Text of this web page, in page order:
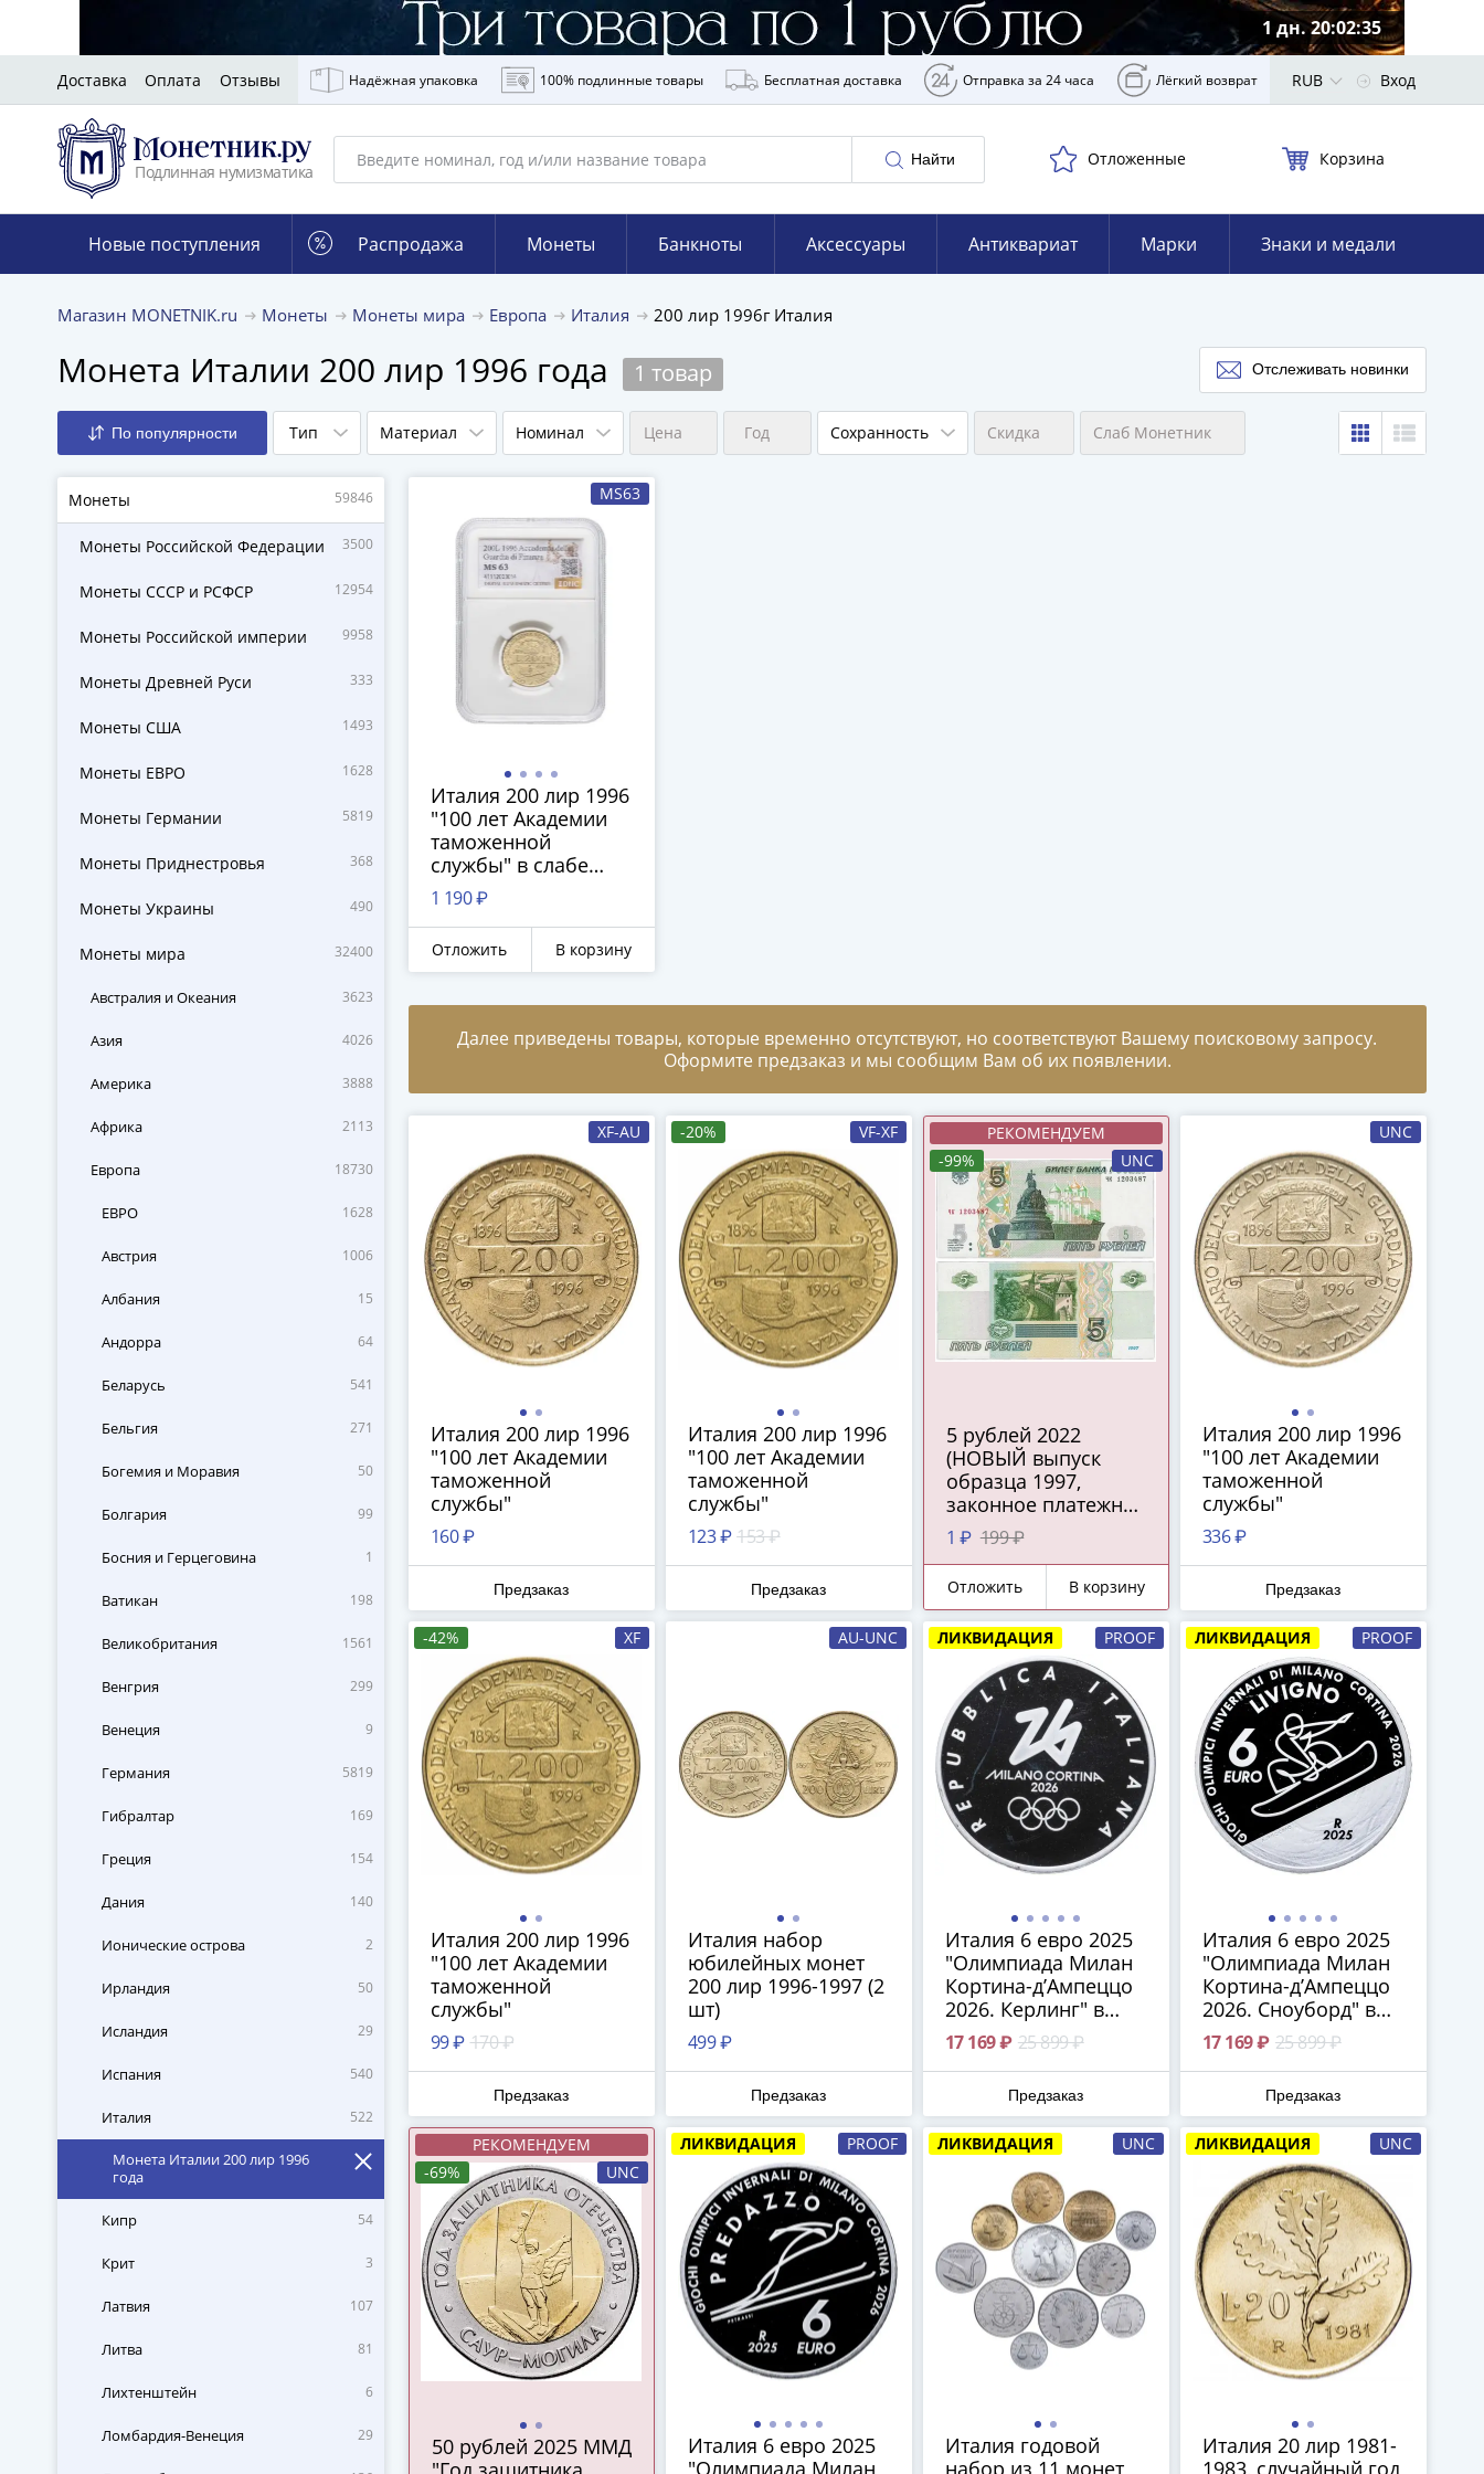
1 дн. 20:02:34
Доставка Оплата Отзывы Надёжная упаковка 100% подлинные товары Бесплатная доставка Отправка за 24 часа Лёгкий возврат RUB Вход
Подлинная нумизматика
Найти Отложенные Корзина
Новые поступления Распродажа Монеты Банкноты Аксессуары Антиквариат Марки Знаки и медали
Магазин MONETNIK.ru Монеты Монеты мира Европа Италия 200 лир 1996г Италия
Монета Италии 200 лир 1996 года 1 товар Отслеживать новинки
По популярности Тип Материал Номинал Цена Год Сохранность Скидка Слаб Монетник
Монеты 59846
Монеты Российской Федерации 3500
Монеты СССР и РСФСР 12954
Монеты Российской империи 9958
Монеты Древней Руси 333
Монеты США 1493
Монеты ЕВРО 1628
Монеты Германии 5819
Монеты Приднестровья 368
Монеты Украины 490
Монеты мира 32400
Австралия и Океания 3623
Азия 4026
Америка 3888
Африка 2113
Европа 18730
ЕВРО 1628
Австрия 1006
Албания 15
Андорра 64
Беларусь 541
Бельгия 271
Богемия и Моравия 50
Болгария 99
Босния и Герцеговина 1
Ватикан 198
Великобритания 1561
Венгрия 299
Венеция 9
Германия 5819
Гибралтар 169
Греция 154
Дания 140
Ионические острова 2
Ирландия 50
Исландия 29
Испания 540
Италия
Монета Италии 200 лир 1996
года
522
Кипр 54
Крит 3
Латвия 107
Литва 81
Лихтенштейн 6
Ломбардия-Венеция 29
MS63
Италия 200 лир 1996
"100 лет Академии
таможенной
службы" в слабе
DNC MS63
1 190 ₽
Отложить В корзину
Далее приведены товары, которые временно отсутствуют, но соответствуют Вашему поисковому запросу.
Оформите предзаказ и мы сообщим Вам об их появлении.
XF-AU
Италия 200 лир 1996
"100 лет Академии
таможенной
службы"
160 ₽
Предзаказ
-20% VF-XF
Италия 200 лир 1996
"100 лет Академии
таможенной
службы"
123 ₽ 153 ₽
Предзаказ
РЕКОМЕНДУЕМ
-99%
UNC
5 рублей 2022
(НОВЫЙ выпуск
образца 1997,
законное платежное
средство ЦБ РФ)
ПРЕСС
1 ₽ 199 ₽
Отложить В корзину
UNC
Италия 200 лир 1996
"100 лет Академии
таможенной
службы"
336 ₽
Предзаказ
-42% XF
Италия 200 лир 1996
"100 лет Академии
таможенной
службы"
99 ₽ 170 ₽
Предзаказ
AU-UNC
Италия набор
юбилейных монет
200 лир 1996-1997 (2
шт)
499 ₽
Предзаказ
ЛИКВИДАЦИЯ PROOF
Италия 6 евро 2025
"Олимпиада Милан
Кортина-д’Ампеццо
2026. Керлинг" в
футляре с
сертификатом
17 169 ₽ 25 899 ₽
Предзаказ
ЛИКВИДАЦИЯ PROOF
Италия 6 евро 2025
"Олимпиада Милан
Кортина-д’Ампеццо
2026. Сноуборд" в
футляре с
сертификатом
17 169 ₽ 25 899 ₽
Предзаказ
РЕКОМЕНДУЕМ
-69%
UNC
50 рублей 2025 ММД
ЛИКВИДАЦИЯ PROOF
Италия 6 евро 2025
"Олимпиада Милан
ЛИКВИДАЦИЯ UNC
Италия годовой
набор из 11 монет
ЛИКВИДАЦИЯ UNC
Италия 20 лир 1981-
1983, случайный год